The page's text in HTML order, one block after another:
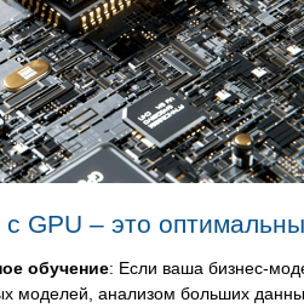
GPU – это
обучение: Если ваша бизнес-
моделей, анализом больших